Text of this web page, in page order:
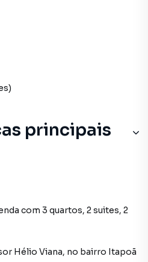
principais
com 3 quartos, 2 suites, 2
Hélio Viana, no bairro Itapoã